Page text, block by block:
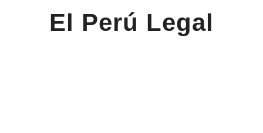
El Perú Legal